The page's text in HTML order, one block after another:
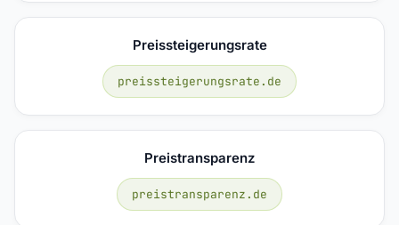
Preissteigerungsrate
preissteigerungsrate.de
Preistransparenz
preistransparenz.de